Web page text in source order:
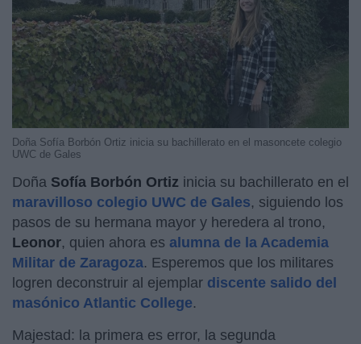
Doña Sofía Borbón Ortiz inicia su bachillerato en el masoncete colegio
UWC de Gales
Doña Sofía Borbón Ortiz inicia su bachillerato en el
maravilloso colegio UWC de Gales, siguiendo los
pasos de su hermana mayor y heredera al trono,
Leonor, quien ahora es alumna de la Academia
Militar de Zaragoza. Esperemos que los militares
logren deconstruir al ejemplar discente salido del
masónico Atlantic College.
Majestad: la primera es error, la segunda